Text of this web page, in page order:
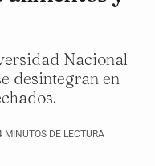
Nacional
desintegran en
MINUTOS DE LECTURA